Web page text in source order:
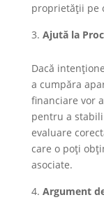
proprietății pe
Ajută la
Dacă
a cumpăra
financiare vor
pentru a
evaluare
care o poți
asociate.
Argument